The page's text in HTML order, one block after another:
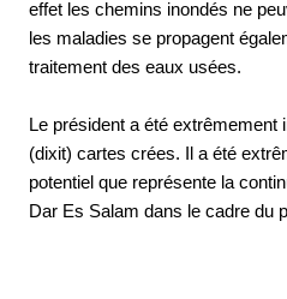
effet les chemins inondés ne
les maladies se propagent
traitement des eaux usées.
Le président a été extrêmement
(dixit) cartes crées. Il a été
potentiel que représente la
Dar Es Salam dans le cadre du